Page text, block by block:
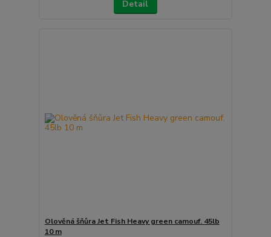
Detail
Olověná šňůra Jet Fish Heavy green camouf. 45lb
10 m